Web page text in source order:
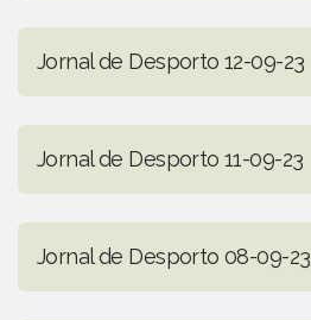
Jornal de Desporto 12-09-23
Jornal de Desporto 11-09-23
Jornal de Desporto 08-09-23